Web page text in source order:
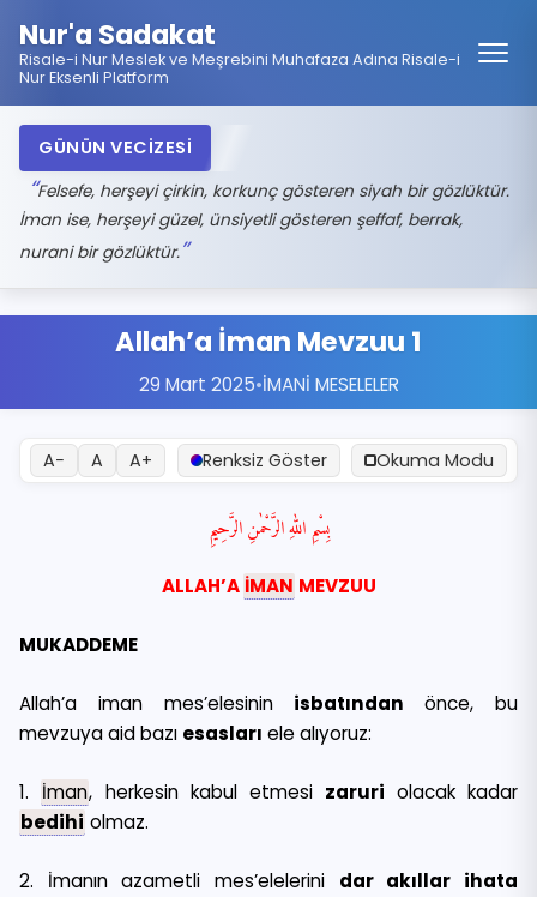
Nur'a Sadakat
Risale-i Nur Meslek ve Meşrebini Muhafaza Adına Risale-i
Nur Eksenli Platform
GÜNÜN VECİZESİ
Felsefe, herşeyi çirkin, korkunç gösteren siyah bir gözlüktür.
İman ise, herşeyi güzel, ünsiyetli gösteren şeffaf, berrak,
nurani bir gözlüktür.
Allah’a İman Mevzuu 1
29 Mart 2025•İMANİ MESELELER
A− A A+ Renksiz Göster Okuma Modu
بِسْمِ اللّٰهِ الرَّحْمٰنِ الرَّحِيمِ
ALLAH’A İMAN MEVZUU
MUKADDEME
Allah’a iman mes’elesinin isbatındanönce, bu
mevzuya aid bazı esasları ele alıyoruz:
1. İman, herkesin kabul etmesi zaruri olacak kadar
bedihi olmaz.
2. İmanın azametli mes’elelerini dar akıllar ihata